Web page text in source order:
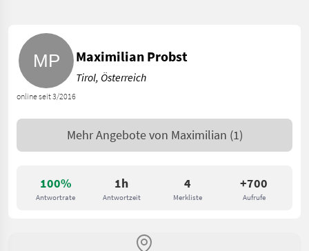
100%
Antwortrate
1h
Antwortzeit
4
Merkliste
+700
Aufrufe
online seit 3/2016
Maximilian Probst
Tirol, Österreich
Mehr Angebote von Maximilian (1)